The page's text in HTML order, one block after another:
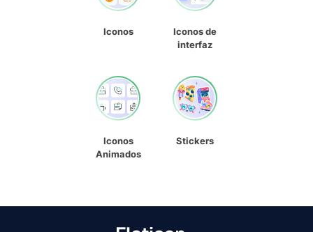
Iconos
Iconos de
interfaz
Iconos
Animados
Stickers